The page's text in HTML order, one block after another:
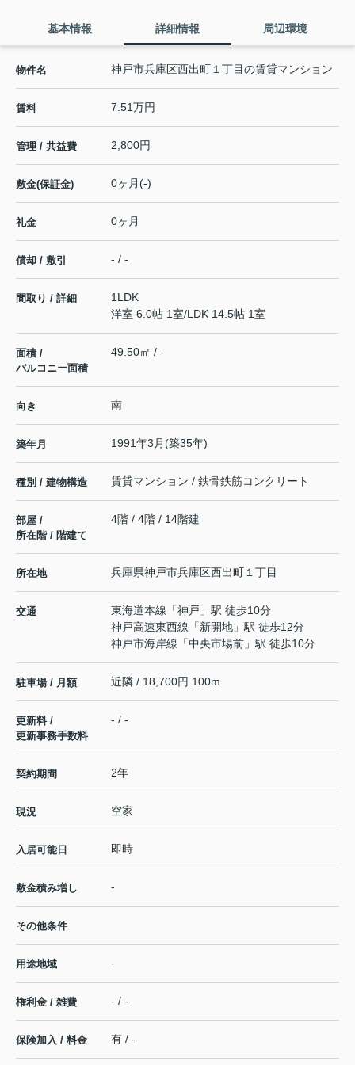
基本情報 詳細情報 周辺環境
物件名 神戸市兵庫区西出町１丁目の賃貸マンション
賃料 7.51万円
管理 / 共益費 2,800円
敷金(保証金) 0ヶ月(-)
礼金 0ヶ月
償却 / 敷引 - / -
間取り / 詳細
1LDK
洋室 6.0帖 1室/LDK 14.5帖 1室
面積 /
バルコニー面積
49.50㎡ / -
向き 南
築年月 1991年3月(築35年)
種別 / 建物構造 賃貸マンション / 鉄骨鉄筋コンクリート
部屋 /
所在階 / 階建て
4階 / 4階 / 14階建
所在地 兵庫県神戸市兵庫区西出町 １丁目
交通 東海道本線 「神戸 」駅 徒歩10分
神戸高速東西線 「新開地 」駅 徒歩12分
神戸市海岸線 「中央市場前 」駅 徒歩10分
駐車場 / 月額 近隣 / 18,700円 100m
更新料 /
更新事務手数料
- / -
契約期間 2年
現況 空家
入居可能日 即時
敷金積み増し -
その他条件
用途地域 -
権利金 / 雑費 - / -
保険加入 / 料金 有 / -